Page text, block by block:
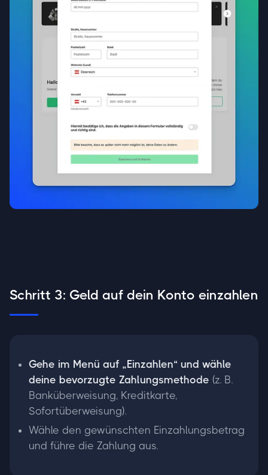
Schritt 3: Geld auf dein Konto einzahlen
Gehe im Menü auf „Einzahlen“ und wähle
deine bevorzugte Zahlungsmethode (z. B.
Banküberweisung, Kreditkarte,
Sofortüberweisung).
Wähle den gewünschten Einzahlungsbetrag
und führe die Zahlung aus.